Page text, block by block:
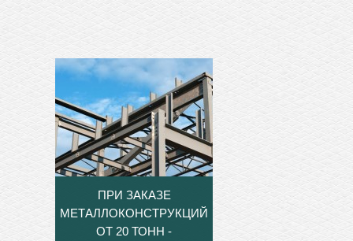
ПРИ ЗАКАЗЕ
МЕТАЛЛОКОНСТРУКЦИЙ
ОТ 20 ТОНН -